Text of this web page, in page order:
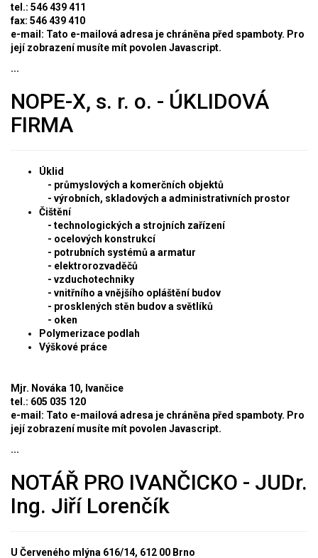
tel.: 546 439 411
fax: 546 439 410
e-mail: Tato e-mailová adresa je chráněna před spamboty. Pro
její zobrazení musíte mít povolen Javascript.
...
NOPE-X, s. r. o. - ÚKLIDOVÁ
FIRMA
Úklid
- průmyslových a komerčních objektů
- výrobních, skladových a administrativních prostor
Čištění
- technologických a strojních zařízení
- ocelových konstrukcí
- potrubních systémů a armatur
- elektrorozvaděčů
- vzduchotechniky
- vnitřního a vnějšího opláštění budov
- prosklených stěn budov a světlíků
- oken
Polymerizace podlah
Výškové práce
Mjr. Nováka 10, Ivančice
tel.: 605 035 120
e-mail: Tato e-mailová adresa je chráněna před spamboty. Pro
její zobrazení musíte mít povolen Javascript.
...
NOTÁŘ PRO IVANČICKO - JUDr.
Ing. Jiří Lorenčík
U Červeného mlýna 616/14, 612 00 Brno